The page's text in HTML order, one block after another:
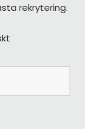
rekrytering.